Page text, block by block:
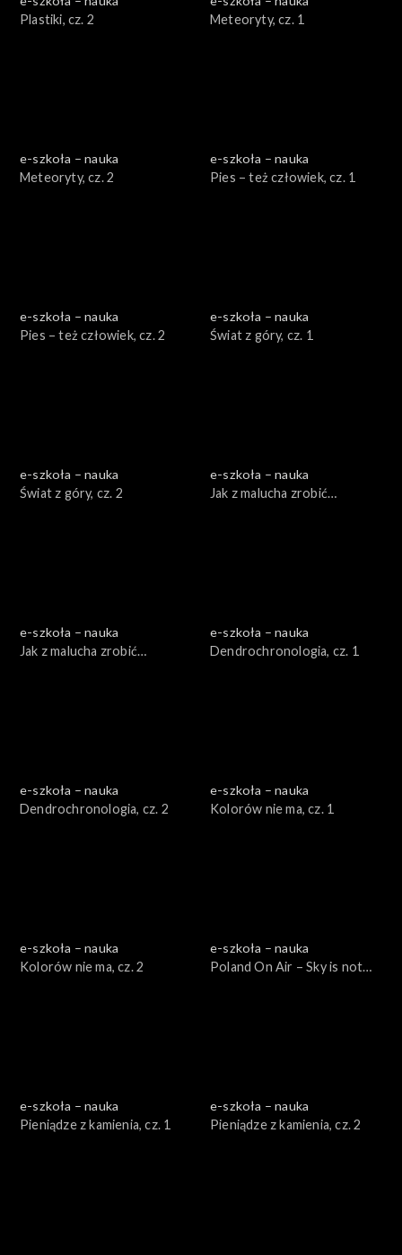
Plastiki, cz. 2
Meteoryty, cz. 1
e-szkoła – nauka
Meteoryty, cz. 2
e-szkoła – nauka
Pies – też człowiek, cz. 1
e-szkoła – nauka
Pies – też człowiek, cz. 2
e-szkoła – nauka
Świat z góry, cz. 1
e-szkoła – nauka
Świat z góry, cz. 2
e-szkoła – nauka
Jak z malucha zrobić
e-szkoła – nauka
Jak z malucha zrobić
e-szkoła – nauka
Dendrochronologia, cz. 1
e-szkoła – nauka
Dendrochronologia, cz. 2
e-szkoła – nauka
Kolorów nie ma, cz. 1
e-szkoła – nauka
Kolorów nie ma, cz. 2
e-szkoła – nauka
Poland On Air – Sky is not
e-szkoła – nauka
Pieniądze z kamienia, cz. 1
e-szkoła – nauka
Pieniądze z kamienia, cz. 2